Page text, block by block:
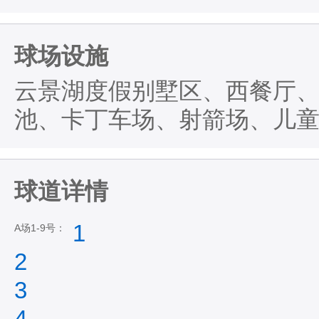
球场设施
云景湖度假别墅区、西餐厅
池、卡丁车场、射箭场、儿
球道详情
A场1-9号：
1
2
3